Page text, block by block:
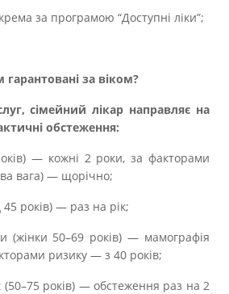
за програмою “Доступні ліки”;
за віком?
сімейний лікар направляє на
обстеження:
— кожні 2 роки, за факторами
вага) — щорічно;
45 років) — раз на рік;
(жінки 50–69 років) — мамографія
ризику — з 40 років;
(50–75 років) — обстеження раз на 2